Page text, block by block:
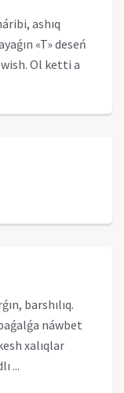
ashıq
«T» deseń
Ol ketti a
barshılıq.
náwbet
xalıqlar
...